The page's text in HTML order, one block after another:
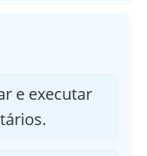
e executar